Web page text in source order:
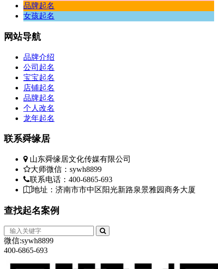
品牌起名
女孩起名
网站导航
品牌介绍
公司起名
宝宝起名
店铺起名
品牌起名
个人改名
龙年起名
联系舜缘居
山东舜缘居文化传媒有限公司
大师微信：sywh8899
联系电话：400-6865-693
地址：济南市市中区阳光新路泉景雅园商务大厦
查找起名案例
微信:sywh8899
400-6865-693